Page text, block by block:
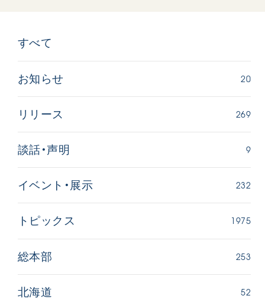
すべて
お知らせ 20
リリース 269
談話・声明 9
イベント・展示 232
トピックス 1975
総本部 253
北海道 52